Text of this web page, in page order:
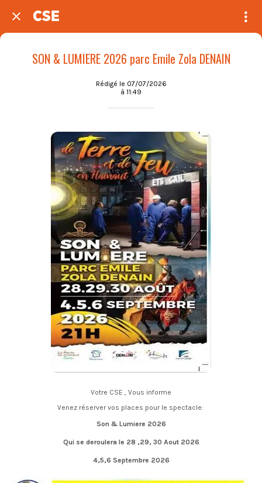
CSE
SON & LUMIERE 2026 parc Emile Zola DENAIN
Rédigé le 07/07/2026
à 11:49
Votre CSE , Vous informe
Venez réserver vos places pour le spectacle:
Son & Lumiere 2026
Qui se deroulera le 28 ,29, 30 Aout 2026
4,5,6 Septembre 2026